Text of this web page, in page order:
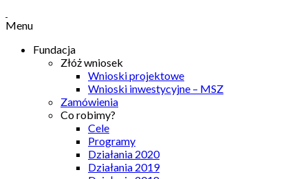
Menu
Fundacja
Złóż wniosek
Wnioski projektowe
Wnioski inwestycyjne – MSZ
Zamówienia
Co robimy?
Cele
Programy
Działania 2020
Działania 2019